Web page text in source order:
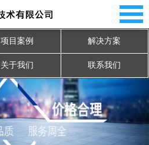
项目案例 解决方案
关于我们 联系我们